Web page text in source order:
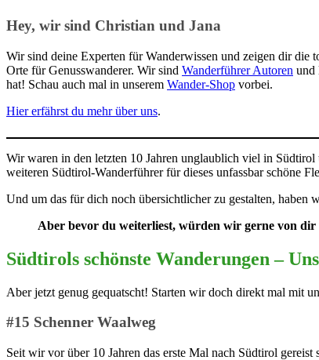
Hey, wir sind Christian und Jana
Wir sind deine Experten für Wanderwissen und zeigen dir die
Orte für Genusswanderer. Wir sind Wanderführer Autoren und
hat! Schau auch mal in unserem Wander-Shop vorbei.
Hier erfährst du mehr über uns.
Wir waren in den letzten 10 Jahren unglaublich viel in
weiteren Südtirol-Wanderführer für dieses unfassbar schöne
Und um das für dich noch übersichtlicher zu gestalten, haben
Aber bevor du weiterliest, würden wir gerne von dir
Südtirols schönste Wanderungen –
Aber jetzt genug gequatscht! Starten wir doch direkt mal mit
#15 Schenner Waalweg
Seit wir vor über 10 Jahren das erste Mal nach Südtirol